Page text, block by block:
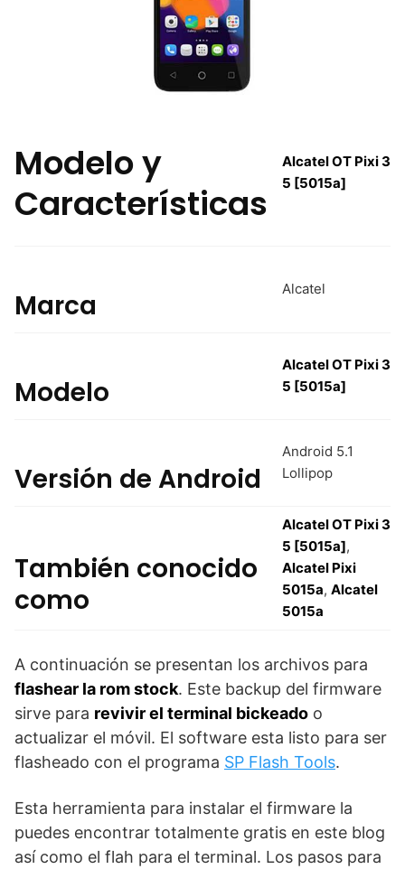
Modelo y
Características
Alcatel OT Pixi 3
5 [5015a]
Marca Alcatel
Modelo
Alcatel OT Pixi 3
5 [5015a]
Versión de Android
Android 5.1
Lollipop
También conocido
como
Alcatel OT Pixi 3
5 [5015a],
Alcatel Pixi
5015a, Alcatel
5015a
A continuación se presentan los archivos para
flashear la rom stock. Este backup del firmware
sirve para revivir el terminal bickeado o
actualizar el móvil. El software esta listo para ser
flasheado con el programa SP Flash Tools.
Esta herramienta para instalar el firmware la
puedes encontrar totalmente gratis en este blog
así como el flah para el terminal. Los pasos para